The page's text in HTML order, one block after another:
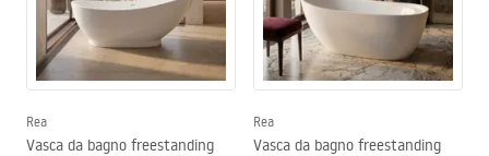
vasche ovali di tendenza.
Rea
Vasca da bagno freestanding
Rea
Vasca da bagno freestanding